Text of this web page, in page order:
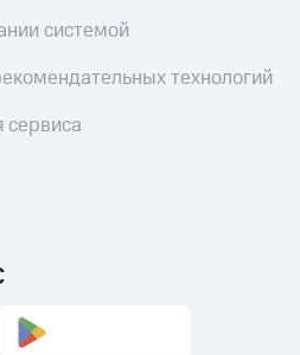
системой
технологий
сервиса